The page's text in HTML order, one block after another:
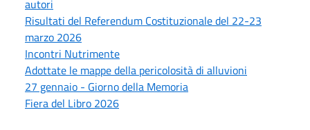
autori
Risultati del Referendum Costituzionale del 22-23
marzo 2026
Incontri Nutrimente
Adottate le mappe della pericolosità di alluvioni
27 gennaio - Giorno della Memoria
Fiera del Libro 2026